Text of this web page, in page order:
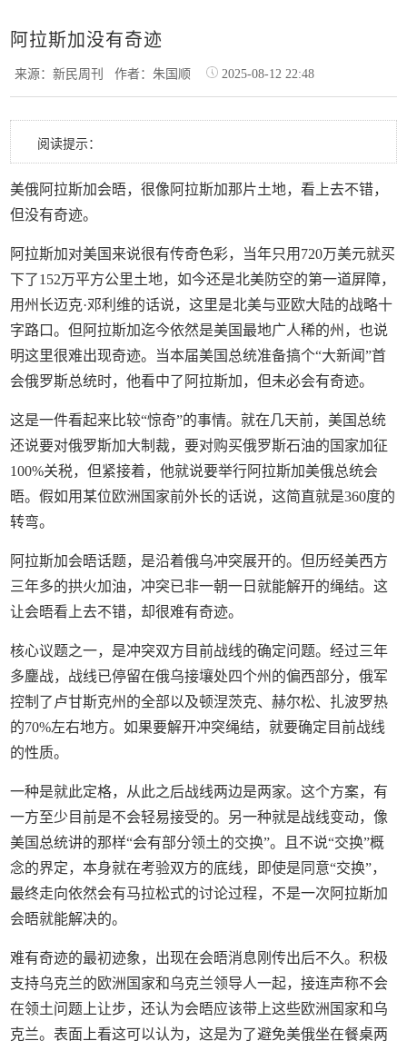
阿拉斯加没有奇迹
来源：新民周刊作者：朱国顺 2025-08-12 22:48
阅读提示：
美俄阿拉斯加会晤，很像阿拉斯加那片土地，看上去不错，
但没有奇迹。
阿拉斯加对美国来说很有传奇色彩，当年只用720万美元就买
下了152万平方公里土地，如今还是北美防空的第一道屏障，
用州长迈克·邓利维的话说，这里是北美与亚欧大陆的战略十
字路口。但阿拉斯加迄今依然是美国最地广人稀的州，也说
明这里很难出现奇迹。当本届美国总统准备搞个“大新闻”首
会俄罗斯总统时，他看中了阿拉斯加，但未必会有奇迹。
这是一件看起来比较“惊奇”的事情。就在几天前，美国总统
还说要对俄罗斯加大制裁，要对购买俄罗斯石油的国家加征
100%关税，但紧接着，他就说要举行阿拉斯加美俄总统会
晤。假如用某位欧洲国家前外长的话说，这简直就是360度的
转弯。
阿拉斯加会晤话题，是沿着俄乌冲突展开的。但历经美西方
三年多的拱火加油，冲突已非一朝一日就能解开的绳结。这
让会晤看上去不错，却很难有奇迹。
核心议题之一，是冲突双方目前战线的确定问题。经过三年
多鏖战，战线已停留在俄乌接壤处四个州的偏西部分，俄军
控制了卢甘斯克州的全部以及顿涅茨克、赫尔松、扎波罗热
的70%左右地方。如果要解开冲突绳结，就要确定目前战线
的性质。
一种是就此定格，从此之后战线两边是两家。这个方案，有
一方至少目前是不会轻易接受的。另一种就是战线变动，像
美国总统讲的那样“会有部分领土的交换”。且不说“交换”概
念的界定，本身就在考验双方的底线，即使是同意“交换”，
最终走向依然会有马拉松式的讨论过程，不是一次阿拉斯加
会晤就能解决的。
难有奇迹的最初迹象，出现在会晤消息刚传出后不久。积极
支持乌克兰的欧洲国家和乌克兰领导人一起，接连声称不会
在领土问题上让步，还认为会晤应该带上这些欧洲国家和乌
克兰。表面上看这可以认为，这是为了避免美俄坐在餐桌两